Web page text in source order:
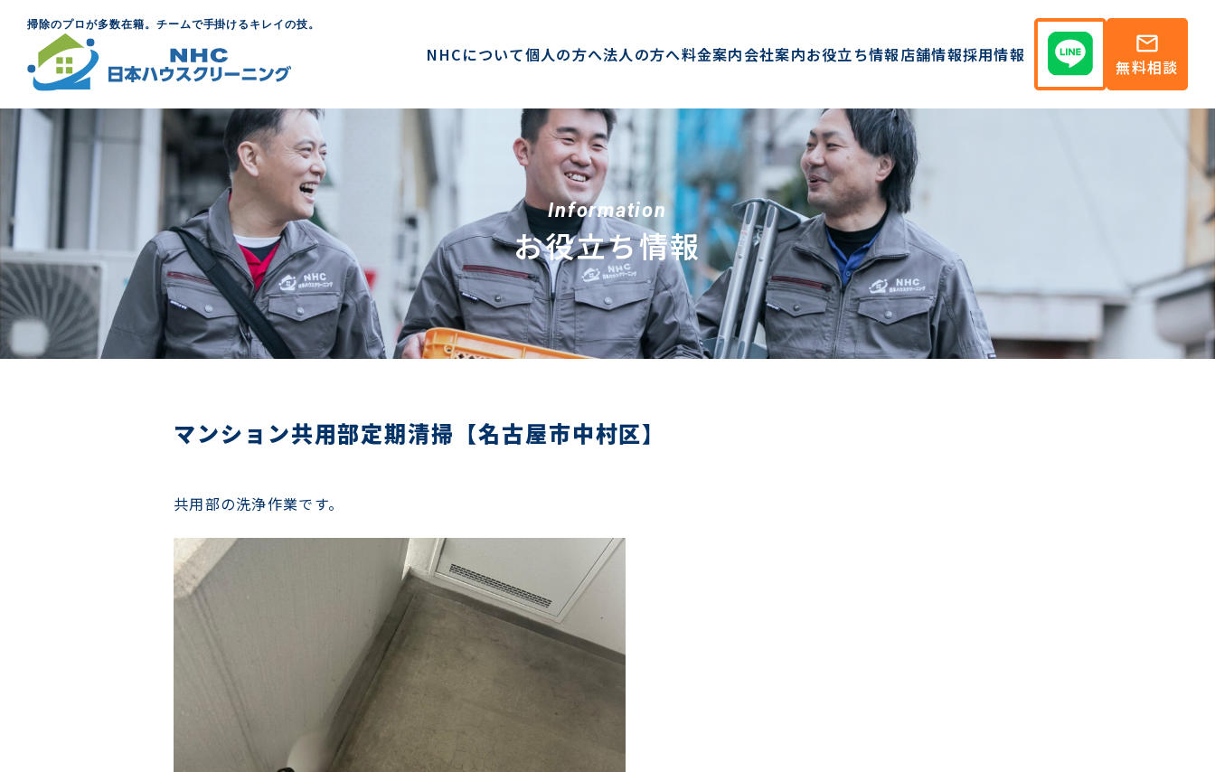
掃除のプロが多数在籍。チームで手掛けるキレイの技。
NHCについて個人の方へ法人の方へ料金案内会社案内お役立ち情報店舗情報採用情報 mail
無料相談
Information
お役立ち情報
マンション共用部定期清掃【名古屋市中村区】
共用部の洗浄作業です。